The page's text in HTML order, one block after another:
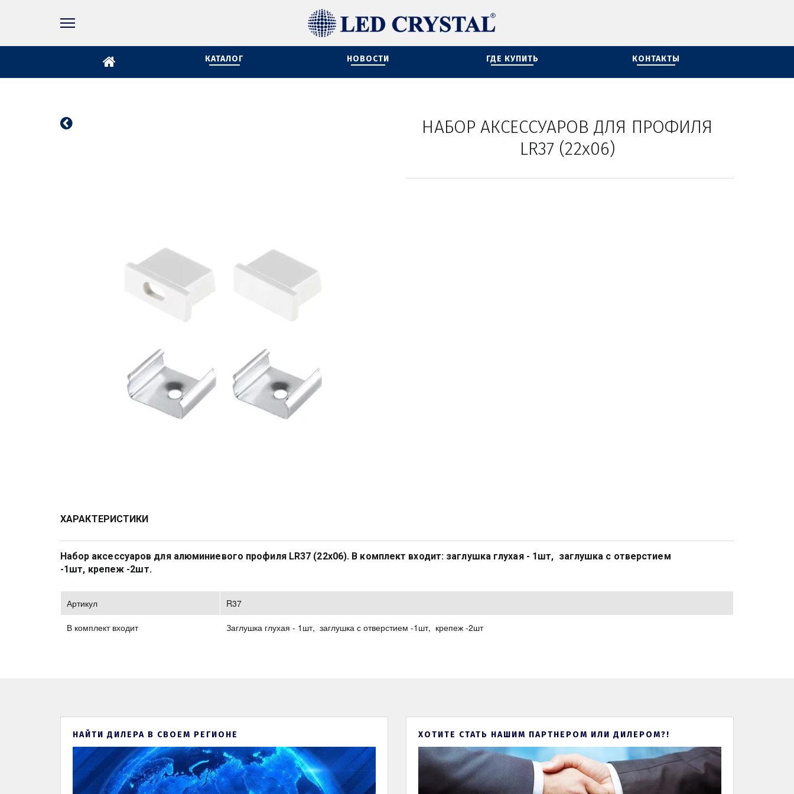
КАТАЛОГ НОВОСТИ ГДЕ КУПИТЬ КОНТАКТЫ
НАБОР АКСЕССУАРОВ ДЛЯ ПРОФИЛЯ
LR37 (22х06)
ХАРАКТЕРИСТИКИ
Набор аксессуаров для алюминиевого профиля LR37 (22х06). В комплект входит: заглушка глухая - 1шт,  заглушка с отверстием
-1шт, крепеж -2шт.
Артикул R37
В комплект входит Заглушка глухая - 1шт, заглушка с отверстием -1шт, крепеж -2шт
НАЙТИ ДИЛЕРА В СВОЕМ РЕГИОНЕ ХОТИТЕ СТАТЬ НАШИМ ПАРТНЕРОМ ИЛИ ДИЛЕРОМ?!